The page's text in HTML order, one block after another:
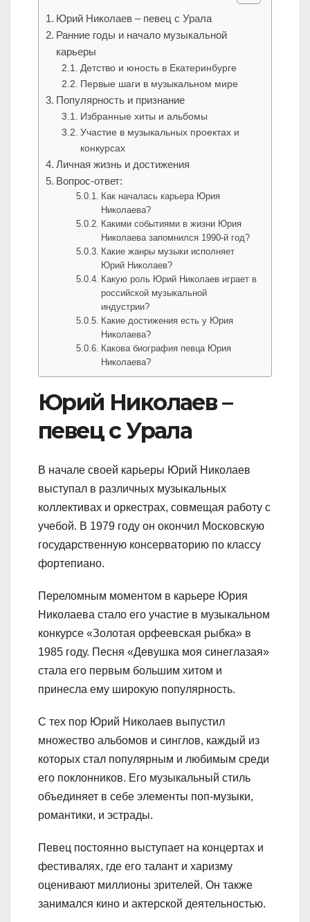
Юрий Николаев – певец с Урала
Ранние годы и начало музыкальной
карьеры
Детство и юность в Екатеринбурге
Первые шаги в музыкальном мире
Популярность и признание
Избранные хиты и альбомы
Участие в музыкальных проектах и
конкурсах
Личная жизнь и достижения
Вопрос-ответ:
Как началась карьера Юрия
Николаева?
Какими событиями в жизни Юрия
Николаева запомнился 1990-й год?
Какие жанры музыки исполняет
Юрий Николаев?
Какую роль Юрий Николаев играет в
российской музыкальной
индустрии?
Какие достижения есть у Юрия
Николаева?
Какова биография певца Юрия
Николаева?
Юрий Николаев –
певец с Урала
В начале своей карьеры Юрий Николаев
выступал в различных музыкальных
коллективах и оркестрах, совмещая работу с
учебой. В 1979 году он окончил Московскую
государственную консерваторию по классу
фортепиано.
Переломным моментом в карьере Юрия
Николаева стало его участие в музыкальном
конкурсе «Золотая орфеевская рыбка» в
1985 году. Песня «Девушка моя синеглазая»
стала его первым большим хитом и
принесла ему широкую популярность.
С тех пор Юрий Николаев выпустил
множество альбомов и синглов, каждый из
которых стал популярным и любимым среди
его поклонников. Его музыкальный стиль
объединяет в себе элементы поп-музыки,
романтики, и эстрады.
Певец постоянно выступает на концертах и
фестивалях, где его талант и харизму
оценивают миллионы зрителей. Он также
занимался кино и актерской деятельностью.